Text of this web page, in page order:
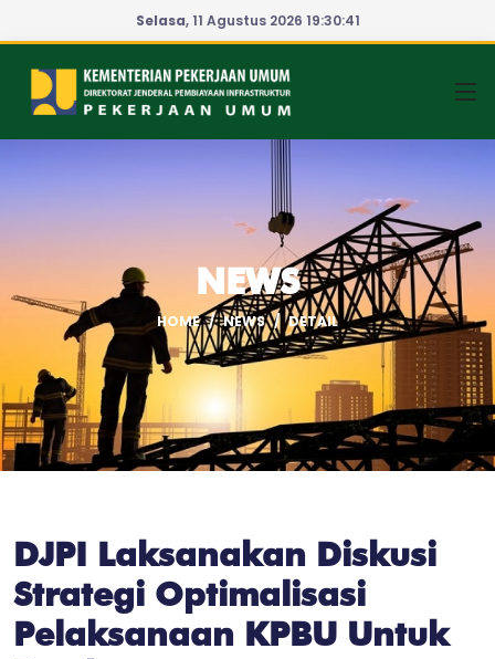
Selasa, 11 Agustus 2026 19:30:41
NEWS
HOME NEWS DETAIL
DJPI Laksanakan Diskusi
Strategi Optimalisasi
Pelaksanaan KPBU Untuk